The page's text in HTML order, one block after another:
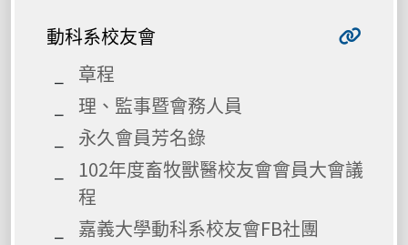
動科系校友會
章程
理、監事暨會務人員
永久會員芳名錄
102年度畜牧獸醫校友會會員大會議
程
嘉義大學動科系校友會FB社團